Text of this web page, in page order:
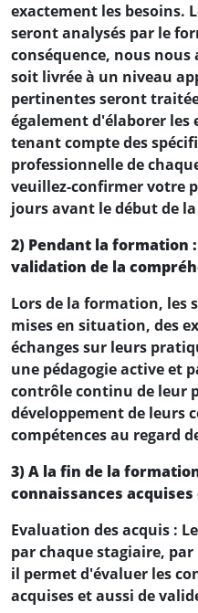
exactement les besoins.
seront analysés par le
conséquence, nous
soit livrée à un niveau
pertinentes seront
également d'élaborer les
tenant compte des
professionnelle de
veuillez-confirmer votre
jours avant le début de la
2) Pendant la formation
validation de la
Lors de la formation, les
mises en situation, des
échanges sur leurs
une pédagogie active et
contrôle continu de leur
développement de leurs
compétences au regard
3) A la fin de la
connaissances
Evaluation des acquis :
par chaque stagiaire,
il permet d'évaluer les
acquises et aussi de